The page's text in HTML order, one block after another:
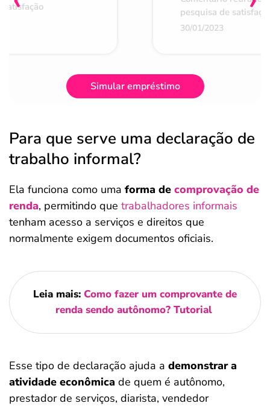
pesquisa de
30/01/2023
Simular empréstimo
Para que serve uma declaração de
trabalho informal?
Ela funciona como uma forma de comprovação de
renda, permitindo que trabalhadores informais
tenham acesso a serviços e direitos que
normalmente exigem documentos oficiais.
Leia mais: Como fazer um comprovante de
renda sendo autônomo? Tutorial
Esse tipo de declaração ajuda a demonstrar a
atividade econômica de quem é autônomo,
prestador de serviços, diarista, vendedor